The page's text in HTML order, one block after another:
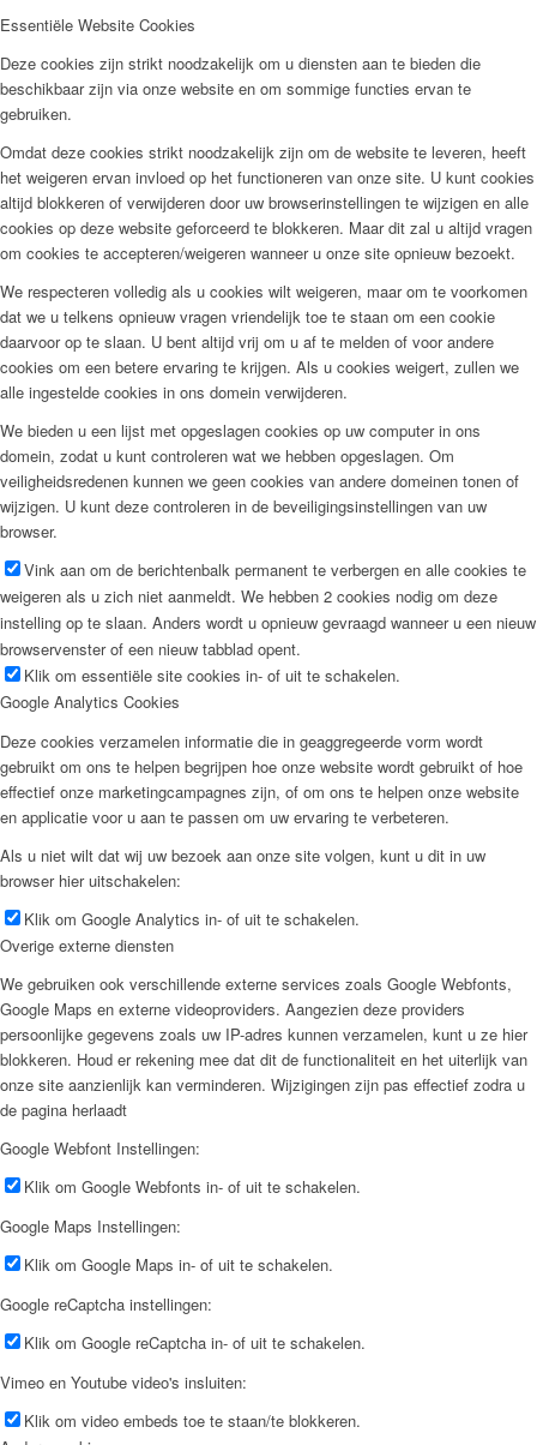
Essentiële Website Cookies
Deze cookies zijn strikt noodzakelijk om u diensten aan te bieden die
beschikbaar zijn via onze website en om sommige functies ervan te
gebruiken.
Omdat deze cookies strikt noodzakelijk zijn om de website te leveren, heeft
het weigeren ervan invloed op het functioneren van onze site. U kunt cookies
altijd blokkeren of verwijderen door uw browserinstellingen te wijzigen en alle
cookies op deze website geforceerd te blokkeren. Maar dit zal u altijd vragen
om cookies te accepteren/weigeren wanneer u onze site opnieuw bezoekt.
We respecteren volledig als u cookies wilt weigeren, maar om te voorkomen
dat we u telkens opnieuw vragen vriendelijk toe te staan om een cookie
daarvoor op te slaan. U bent altijd vrij om u af te melden of voor andere
cookies om een betere ervaring te krijgen. Als u cookies weigert, zullen we
alle ingestelde cookies in ons domein verwijderen.
We bieden u een lijst met opgeslagen cookies op uw computer in ons
domein, zodat u kunt controleren wat we hebben opgeslagen. Om
veiligheidsredenen kunnen we geen cookies van andere domeinen tonen of
wijzigen. U kunt deze controleren in de beveiligingsinstellingen van uw
browser.
Vink aan om de berichtenbalk permanent te verbergen en alle cookies te
weigeren als u zich niet aanmeldt. We hebben 2 cookies nodig om deze
instelling op te slaan. Anders wordt u opnieuw gevraagd wanneer u een nieuw
browservenster of een nieuw tabblad opent.
Klik om essentiële site cookies in- of uit te schakelen.
Google Analytics Cookies
Deze cookies verzamelen informatie die in geaggregeerde vorm wordt
gebruikt om ons te helpen begrijpen hoe onze website wordt gebruikt of hoe
effectief onze marketingcampagnes zijn, of om ons te helpen onze website
en applicatie voor u aan te passen om uw ervaring te verbeteren.
Als u niet wilt dat wij uw bezoek aan onze site volgen, kunt u dit in uw
browser hier uitschakelen:
Klik om Google Analytics in- of uit te schakelen.
Overige externe diensten
We gebruiken ook verschillende externe services zoals Google Webfonts,
Google Maps en externe videoproviders. Aangezien deze providers
persoonlijke gegevens zoals uw IP-adres kunnen verzamelen, kunt u ze hier
blokkeren. Houd er rekening mee dat dit de functionaliteit en het uiterlijk van
onze site aanzienlijk kan verminderen. Wijzigingen zijn pas effectief zodra u
de pagina herlaadt
Google Webfont Instellingen:
Klik om Google Webfonts in- of uit te schakelen.
Google Maps Instellingen:
Klik om Google Maps in- of uit te schakelen.
Google reCaptcha instellingen:
Klik om Google reCaptcha in- of uit te schakelen.
Vimeo en Youtube video's insluiten:
Klik om video embeds toe te staan/te blokkeren.